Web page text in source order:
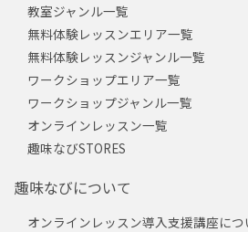
教室ジャンル一覧
無料体験レッスンエリア一覧
無料体験レッスンジャンル一覧
ワークショップエリア一覧
ワークショップジャンル一覧
オンラインレッスン一覧
趣味なびSTORES
趣味なびについて
オンラインレッスン導入支援講座につ